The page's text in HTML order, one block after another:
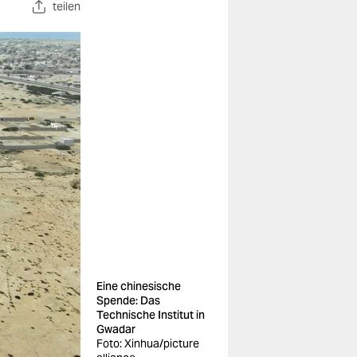
teilen
Eine chinesische
Spende: Das
Technische Institut in
Gwadar
Foto: Xinhua/picture